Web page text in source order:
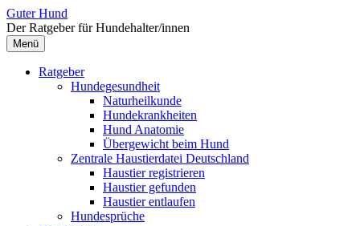
Zum
Inhalt
überspringen
Guter Hund
Der Ratgeber für Hundehalter/innen
Menü
Ratgeber
Hundegesundheit
Naturheilkunde
Hundekrankheiten
Hund Anatomie
Übergewicht beim Hund
Zentrale Haustierdatei Deutschland
Haustier registrieren
Haustier gefunden
Haustier entlaufen
Hundesprüche